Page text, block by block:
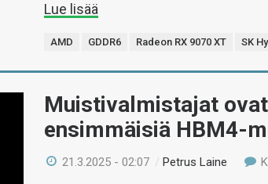
Lue lisää
AMD GDDR6 Radeon RX 9070 XT SK
Muistivalmistajat
ensimmäisiä HBM4-
21.3.2025 - 02:07 /Petrus Laine